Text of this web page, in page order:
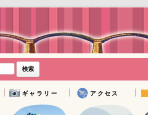
ギャラリー
写真ギャラリー
アクセス
アクセス情報